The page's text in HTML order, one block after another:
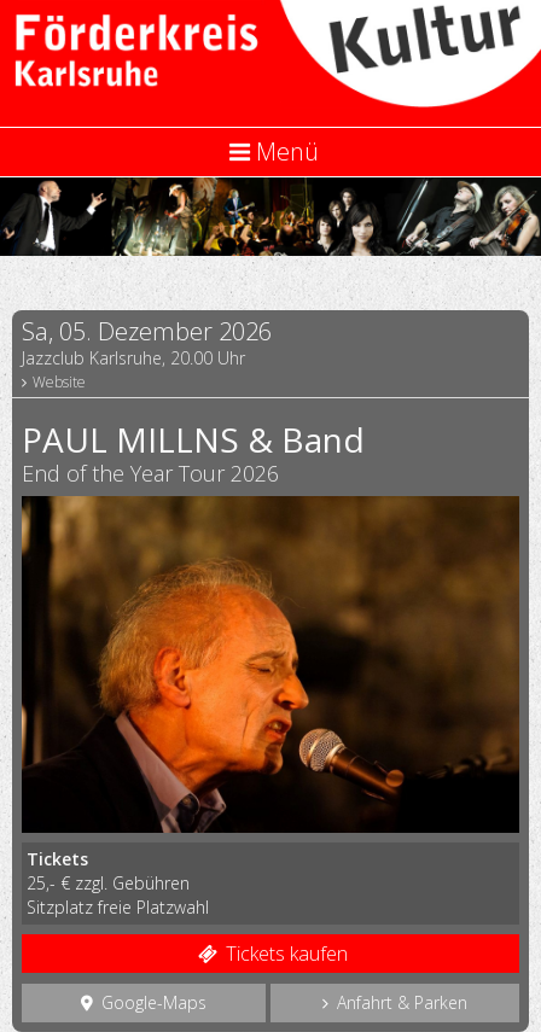
Menü
Sa, 05. Dezember 2026
Jazzclub Karlsruhe, 20.00 Uhr
Website
PAUL MILLNS & Band
End of the Year Tour 2026
Tickets
25,- € zzgl. Gebühren
Sitzplatz freie Platzwahl
Tickets kaufen
Google-Maps Anfahrt & Parken